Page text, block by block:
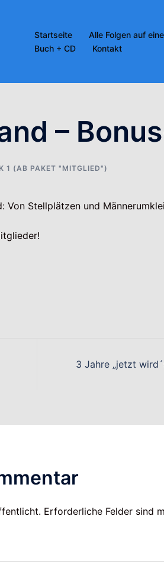
Startseite Alle Folgen auf
Buch + CD
Kontakt
–
1 (AB PAKET "MITGLIED")
Von Stellplätzen und
3 Jahre „jetzt
Erforderliche Felder sind